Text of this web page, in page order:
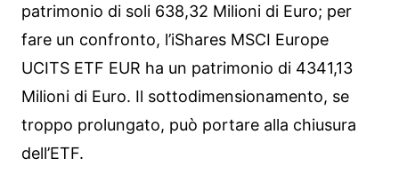
patrimonio di soli 638,32 Milioni di Euro; per
fare un confronto, l’iShares MSCI Europe
UCITS ETF EUR ha un patrimonio di 4341,13
Milioni di Euro. Il sottodimensionamento, se
troppo prolungato, può portare alla chiusura
dell’ETF.